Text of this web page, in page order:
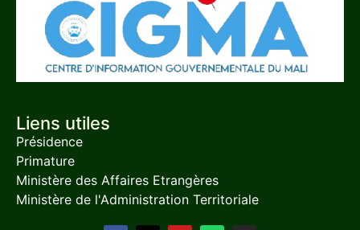
Liens utiles
Présidence
Primature
Ministère des Affaires Etrangères
Ministère de l'Administration Territoriale